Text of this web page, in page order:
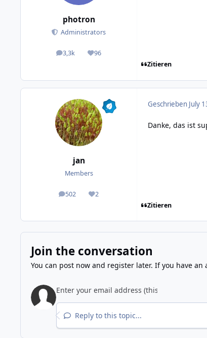
photron
Administrators
3,3k
posts 96
Reputation
Zitieren
jan
Members
502
posts 2
Reputation
Geschrieben July
Danke, das ist
Zitieren
Join the conversation
You can post now and register later. If you have an
Reply to this topic...